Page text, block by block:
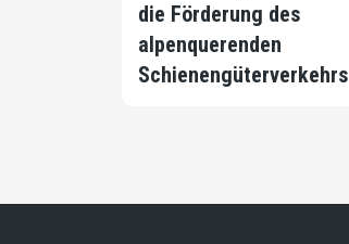
die Förderung des
alpenquerenden
Schienengüterverkehrs